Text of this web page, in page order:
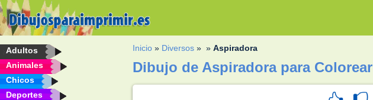
Adultos
Animales
Chicos
Deportes
Inicio » Diversos » »Aspiradora
Dibujo de Aspiradora para Colorear